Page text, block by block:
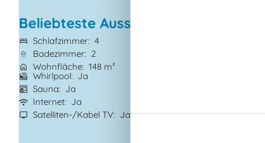
Beliebteste Ausstattungen
Schlafzimmer 4
Badezimmer
2
Wohnfläche 148 m²
Whirlpool
Ja
Sauna
Ja
Internet
Ja
Satelliten-/Kabel TV
Ja
Waschmaschine